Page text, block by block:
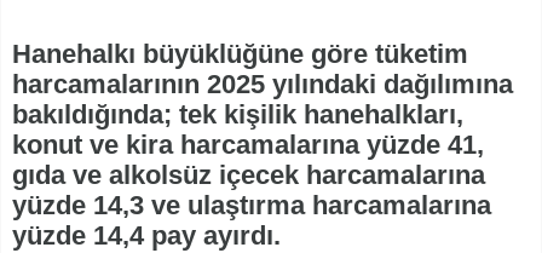
Hanehalkı büyüklüğüne göre tüketim
harcamalarının 2025 yılındaki dağılımına
bakıldığında; tek kişilik hanehalkları,
konut ve kira harcamalarına yüzde 41,
gıda ve alkolsüz içecek harcamalarına
yüzde 14,3 ve ulaştırma harcamalarına
yüzde 14,4 pay ayırdı.